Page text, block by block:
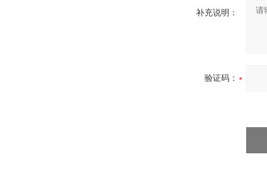
补充说明：
验证码：